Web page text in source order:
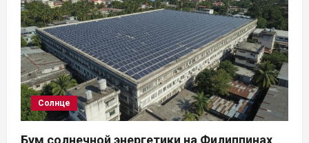
п
о
з
а
п
Солнце
Бум солнечной энергетики на Филиппинах